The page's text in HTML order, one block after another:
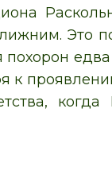
Это
к
когда